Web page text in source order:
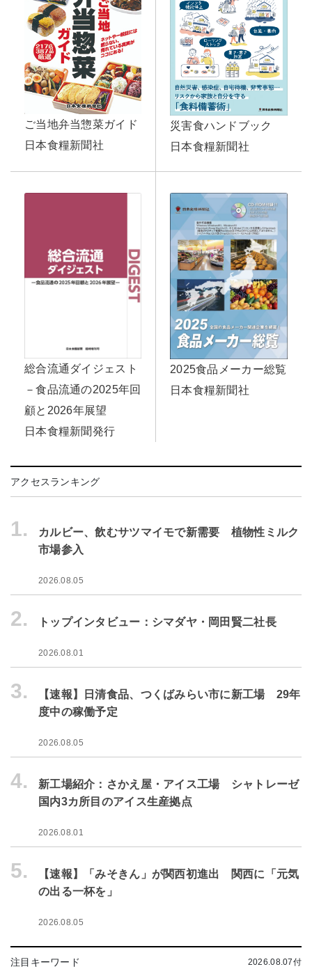
ご当地弁当惣菜ガイド
日本食糧新聞社
災害食ハンドブック
日本食糧新聞社
総合流通ダイジェスト
－食品流通の2025年回
顧と2026年展望
日本食糧新聞発行
2025食品メーカー総覧
日本食糧新聞社
アクセスランキング
1.
カルビー、飲むサツマイモで新需要 植物性ミルク
市場参入
2026.08.05
2. トップインタビュー：シマダヤ・岡田賢二社長
2026.08.01
3.
【速報】日清食品、つくばみらい市に新工場 29年
度中の稼働予定
2026.08.05
4.
新工場紹介：さかえ屋・アイス工場 シャトレーゼ
国内3カ所目のアイス生産拠点
2026.08.01
5.
【速報】「みそきん」が関西初進出 関西に「元気
の出る一杯を」
2026.08.05
注目キーワード 2026.08.07付